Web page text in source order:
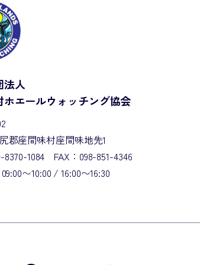
法人
ホエールウォッチング協会
郡座間味村座間味地先1
8370-1084 FAX：098-851-4346
〜10:00 / 16:00〜16:30